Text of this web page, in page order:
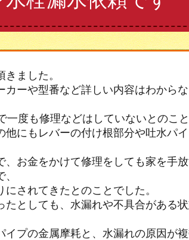
ました。
ーや型番など詳しい内容はわから
度も修理などはしていないとのこと
にもレバーの付け根部分や吐水パ
お金をかけて修理をしても家を手
されてきたとのことでした。
としても、水漏れや不具合がある
プの金属摩耗と、水漏れの原因が